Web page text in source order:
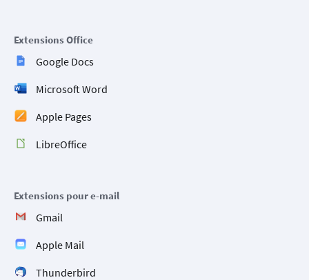
Extensions Office
Google Docs
Microsoft Word
Apple Pages
LibreOffice
Extensions pour e-mail
Gmail
Apple Mail
Thunderbird